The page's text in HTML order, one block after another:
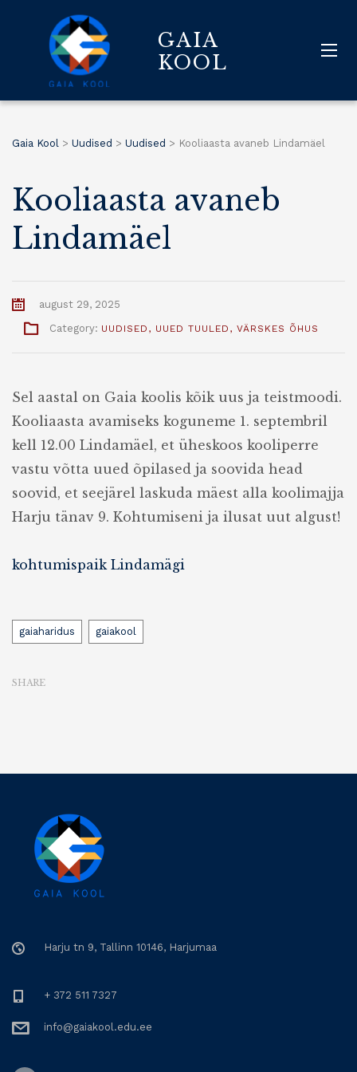
GAIA
KOOL
Gaia Kool > Uudised > Uudised > Kooliaasta avaneb Lindamäel
Kooliaasta avaneb
Lindamäel
august 29, 2025
Category: UUDISED , UUED TUULED , VÄRSKES ÕHUS
Sel aastal on Gaia koolis kõik uus ja teistmoodi.
Kooliaasta avamiseks koguneme 1. septembril
kell 12.00 Lindamäel, et üheskoos kooliperre
vastu võtta uued õpilased ja soovida head
soovid, et seejärel laskuda mäest alla koolimajja
Harju tänav 9. Kohtumiseni ja ilusat uut algust!
kohtumispaik Lindamägi
Tags
gaiaharidus gaiakool
SHARE
Harju tn 9, Tallinn 10146, Harjumaa
+ 372 511 7327
info@gaiakool.edu.ee